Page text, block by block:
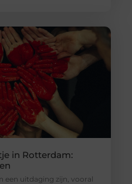
in Rotterdam:
een uitdaging zijn, vooral